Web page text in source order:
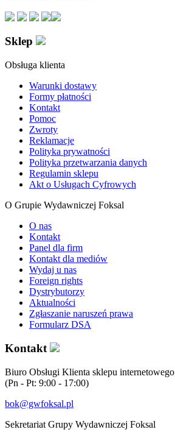
Sklep
Obsługa klienta
Warunki dostawy
Formy płatności
Kontakt
Pomoc
Zwroty
Reklamacje
Polityka prywatności
Polityka przetwarzania danych
Regulamin sklepu
Akt o Usługach Cyfrowych
O Grupie Wydawniczej Foksal
O nas
Kontakt
Panel dla firm
Kontakt dla mediów
Wydaj u nas
Foreign rights
Dystrybutorzy
Aktualności
Zgłaszanie naruszeń prawa
Formularz DSA
Kontakt
Biuro Obsługi Klienta sklepu internetowego
(Pn - Pt: 9:00 - 17:00)
bok@gwfoksal.pl
Sekretariat Grupy Wydawniczej Foksal